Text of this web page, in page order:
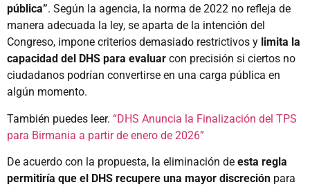
pública”. Según la agencia, la norma de 2022 no refleja de
manera adecuada la ley, se aparta de la intención del
Congreso, impone criterios demasiado restrictivos y limita la
capacidad del DHS para evaluar con precisión si ciertos no
ciudadanos podrían convertirse en una carga pública en
algún momento.
También puedes leer. “DHS Anuncia la Finalización del TPS
para Birmania a partir de enero de 2026”
De acuerdo con la propuesta, la eliminación de esta regla
permitiría que el DHS recupere una mayor discreción para